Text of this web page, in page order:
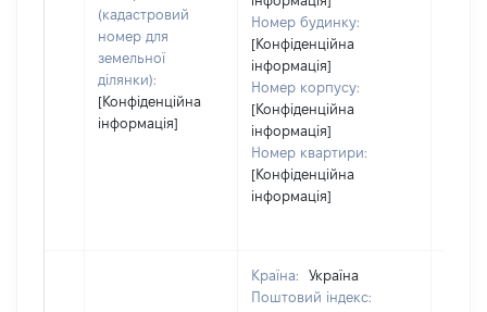
(кадастровий
номер для
земельної
ділянки):
[Конфіденційна
інформація]
Номер будинку:
[Конфіденційна
інформація]
Номер корпусу:
[Конфіденційна
інформація]
Номер квартири:
[Конфіденційна
інформація]
Країна:
Україна
Поштовий індекс: